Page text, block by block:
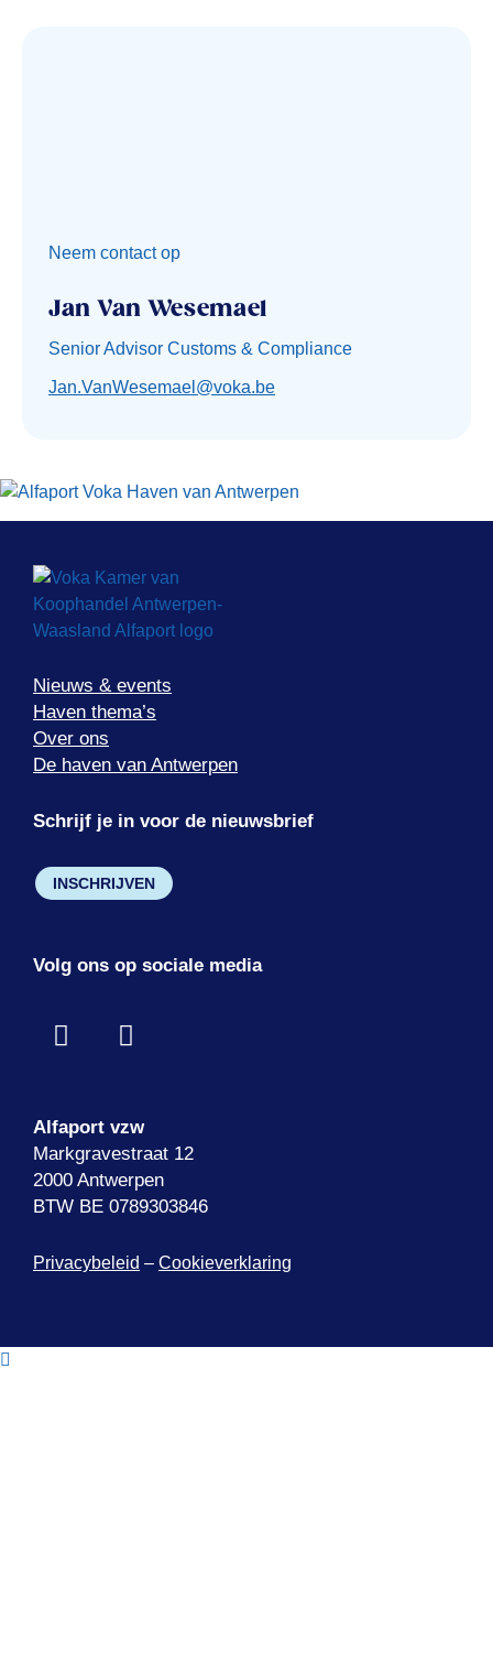
Neem contact op
Jan Van Wesemael
Senior Advisor Customs & Compliance
Jan.VanWesemael@voka.be
Nieuws & events
Haven thema’s
Over ons
De haven van Antwerpen
Schrijf je in voor de nieuwsbrief
INSCHRIJVEN
Volg ons op sociale media
Alfaport vzw
Markgravestraat 12
2000 Antwerpen
BTW BE 0789303846
Privacybeleid – Cookieverklaring